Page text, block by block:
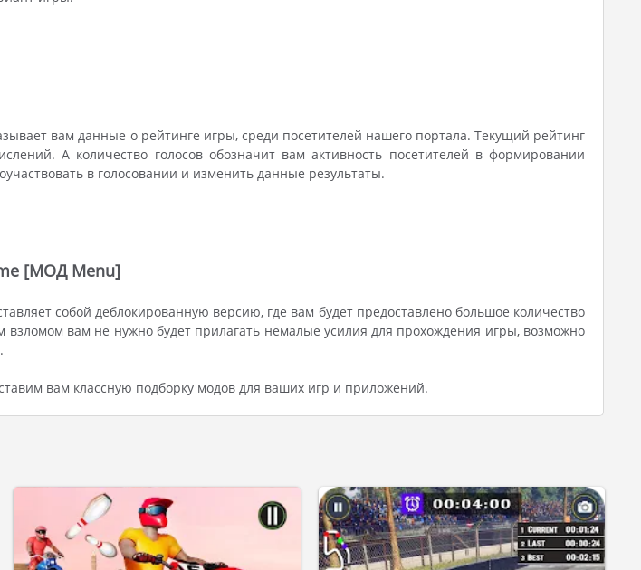
вам данные о рейтинге игры, среди посетителей нашего портала. Текущий рейтинг
А количество голосов обозначит вам активность посетителей в формировании
в голосовании и изменить данные результаты.
[МОД Menu]
собой деблокированную версию, где вам будет предоставлено большое количество
вам не нужно будет прилагать немалые усилия для прохождения игры, возможно
вам классную подборку модов для ваших игр и приложений.